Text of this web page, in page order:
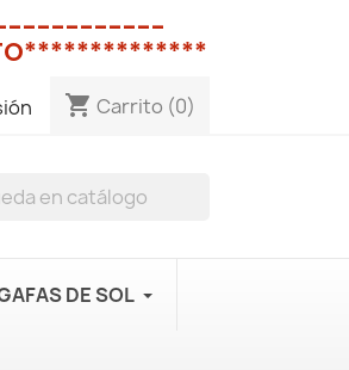
shopping_cart Carrito (0)
DE SOL